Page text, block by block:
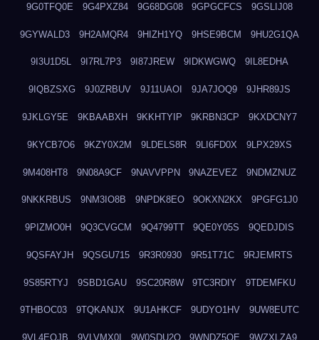
9G0TFQ0E 9G4PXZ84 9G68DG08 9GPGCFCS 9GSLIJ08
9GYWALD3 9H2AMQR4 9HIZH1YQ 9HSE9BCM 9HU2G1QA
9I3U1D5L 9I7RL7P3 9I87JREW 9IDKWGWQ 9IL8EDHA
9IQBZSXG 9J0ZRBUV 9J11UAOI 9JA7JOQ9 9JHR89JS
9JKLGY5E 9KBAABXH 9KKHTYIP 9KRBN3CP 9KXDCNY7
9KYCB7O6 9KZY0X2M 9LDELS8R 9LI6FD0X 9LPX29XS
9M408HT8 9N08A9CF 9NAVVPPN 9NAZEVEZ 9NDMZNUZ
9NKKRBUS 9NM3IO8B 9NPDK8EO 9OKXN2KX 9PGFG1J0
9PIZMO0H 9Q3CVGCM 9Q4799TT 9QE0Y05S 9QEDJDIS
9QSFAYJH 9QSGU715 9R3R0930 9R51T71C 9RJEMRTS
9S85RTYJ 9SBD1GAU 9SC20R8W 9TC3RDIY 9TDEMFKU
9THBOC03 9TQKANJX 9U1AHKCF 9UDYO1HV 9UW8EUTC
9VL4EOJB 9VLVMX0I 9W0SDU2O 9WNDZ5OE 9WZXLZA9